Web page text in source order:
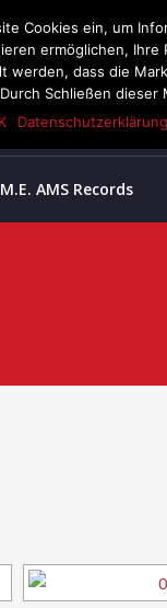
Gauing 2
99 51
AMS Records
Cookies ein, um
ermöglichen,
dass die
Schließen
Datenschutzerklärung